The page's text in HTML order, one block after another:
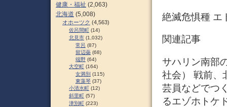
絶滅危惧種 エ
関連記事
サハリン南部
社会） 戦前、
芸員などでつ
るエゾホトケ
健康・福祉 (2,063)
北海道 (5,008)
オホーツク (4,563)
佐呂間町 (14)
北見市 (1,032)
常呂 (87)
留辺蘂 (68)
端野 (64)
大空町 (164)
女満別 (115)
東藻琴 (37)
小清水町 (12)
斜里町 (57)
津別町 (223)